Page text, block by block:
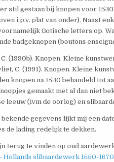
stil gestaan bij knopen voor
i.p.v. plat van onder). Naast
Gotische letters op.
badgeknopen (boutons
(1990b). Knopen. Kleine
C. (1991). Knopen. Kleine
knopen na 1530 behandeld tot
gemaakt met al dan niet
leeuw (ivm de oorlog) en
bekende gegevens lijkt mij een
de lading redelijk te dekken.
terug te vinden op oud
Hollands slibaardewerk 1550-1670